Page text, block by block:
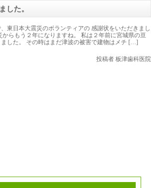
した。
東日本大震災のボランティアの 感謝状をいただきまし
らもう２年になりますね。 私は２年前に宮城県の亘
した。 その時はまだ津波の被害で建物はメチ […]
投稿者 板津歯科医院